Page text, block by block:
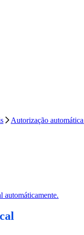
Autorização
automáticamente.